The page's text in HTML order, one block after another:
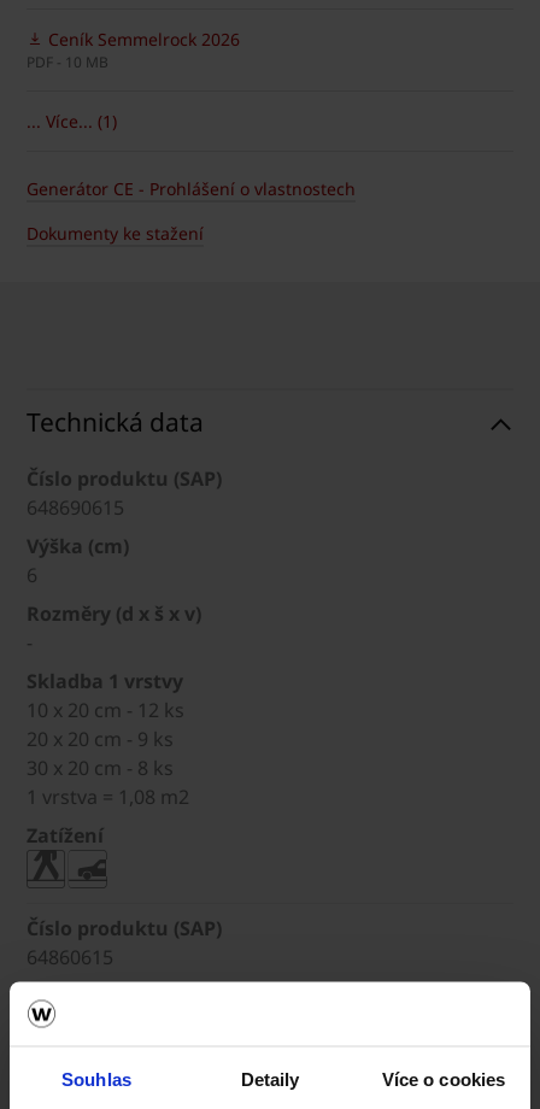
Souhlas Detaily Více o cookies
Ceník Semmelrock 2026
PDF - 10 MB
... Více... (1)
Generátor CE - Prohlášení o vlastnostech
Dokumenty ke stažení
Technická data
Číslo produktu (SAP)
648690615
Výška (cm)
6
Rozměry (d x š x v)
-
Skladba 1 vrstvy
10 x 20 cm - 12 ks
20 x 20 cm - 9 ks
30 x 20 cm - 8 ks
1 vrstva = 1,08 m2
Zatížení
Číslo produktu (SAP)
64860615
Výška (cm)
6